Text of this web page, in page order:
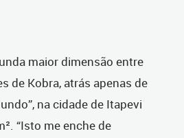
maior dimensão entre
de Kobra, atrás apenas de
na cidade de Itapevi
“Isto me enche de